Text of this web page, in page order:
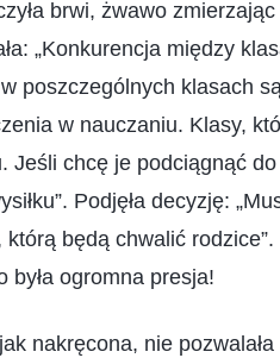
brwi, żwawo
„Konkurencja między
poszczególnych klasach
w nauczaniu. Klasy,
Jeśli chcę je podciągnąć
Podjęła decyzję:
którą będą chwalić
była ogromna presja!
nakręcona, nie